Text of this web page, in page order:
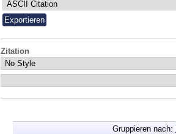
Zitation
Gruppieren nach: